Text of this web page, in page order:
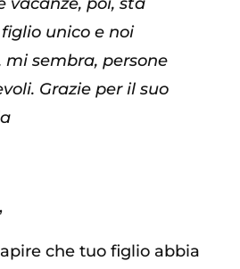
vacanze, poi, sta
unico e noi
sembra, persone
Grazie per il suo
che tuo figlio abbia